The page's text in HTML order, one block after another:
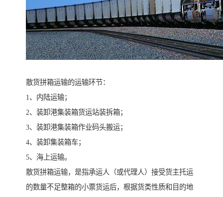
散货拼箱运输的运输环节：
1、内陆运输；
2、装卸港集装箱货运站装拆箱；
3、装卸港集装箱作业码头搬运；
4、装卸集装箱车；
5、海上运输。
散货拼箱运输，是指承运人（或代理人）接受货主托运
的数量不足整箱的小票货运后，根据货类性质和目的地